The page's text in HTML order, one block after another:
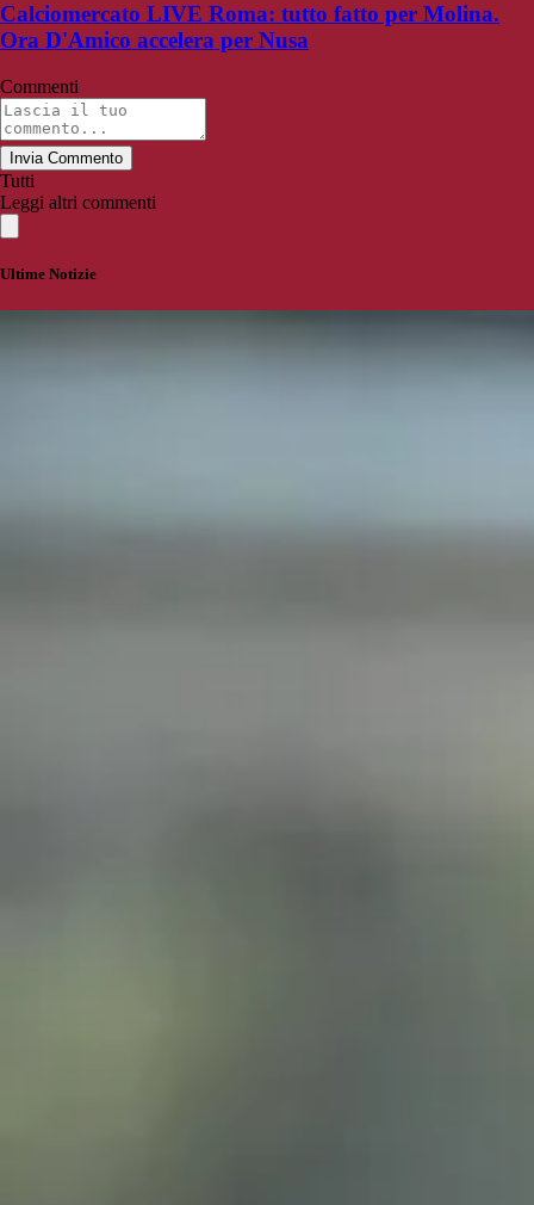
Calciomercato LIVE Roma: tutto fatto per Molina.
Ora D'Amico accelera per Nusa
Commenti
Invia Commento
Tutti
Leggi altri commenti
Ultime Notizie